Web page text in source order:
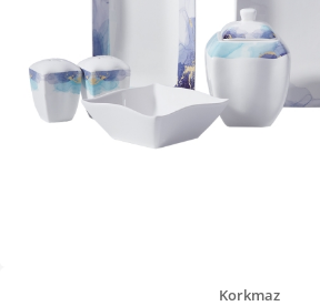
Kişisel Bakım
Züccaciye
Ev Tekstili
Korkmaz